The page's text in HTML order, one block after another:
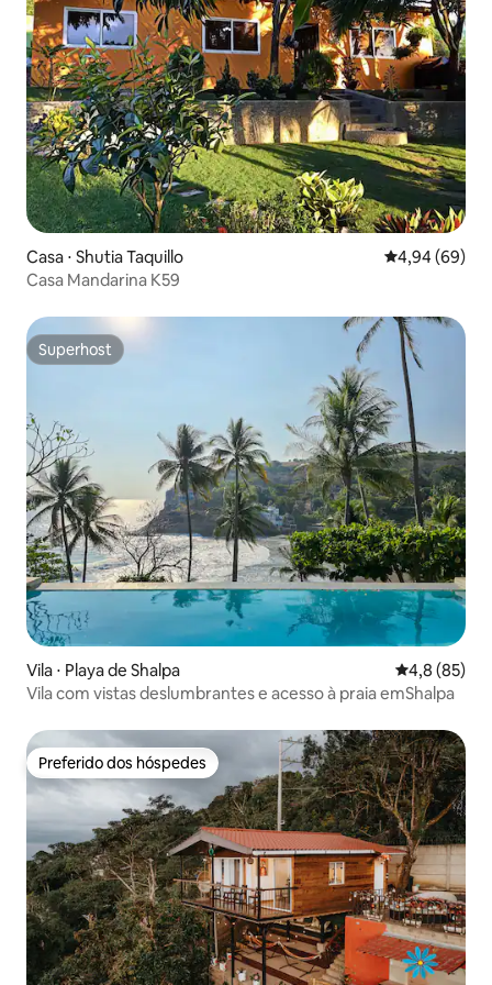
Casa ⋅ Shutia Taquillo 4,94 de uma
4,94 (69)
Casa Mandarina K59
Superhost
Superhost
Vila ⋅ Playa de Shalpa 4,8 de uma
4,8 (85)
Vila com vistas deslumbrantes e acesso à praia emShalpa
Preferido dos hóspedes
Preferido dos hóspedes